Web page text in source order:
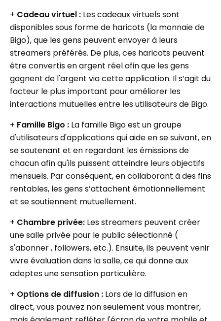
+ Cadeau virtuel : Les cadeaux virtuels sont
disponibles sous forme de haricots (la monnaie de
Bigo), que les gens peuvent envoyer à leurs
streamers préférés. De plus, ces haricots peuvent
être convertis en argent réel afin que les gens
gagnent de l'argent via cette application. Il s’agit du
facteur le plus important pour améliorer les
interactions mutuelles entre les utilisateurs de Bigo.
+ Famille Bigo : La famille Bigo est un groupe
d'utilisateurs d'applications qui aide en se suivant, en
se soutenant et en regardant les émissions de
chacun afin qu'ils puissent atteindre leurs objectifs
mensuels. Par conséquent, en collaborant à des fins
rentables, les gens s’attachent émotionnellement
et se soutiennent mutuellement.
+ Chambre privée: Les streamers peuvent créer
une salle privée pour le public sélectionné (
s'abonner , followers, etc.). Ensuite, ils peuvent venir
vivre évaluation dans la salle, ce qui donne aux
adeptes une sensation particulière.
+ Options de diffusion : Lors de la diffusion en
direct, vous pouvez non seulement vous montrer,